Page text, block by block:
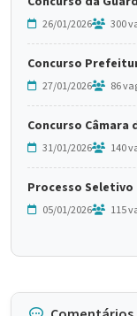
26/01/2026 300
Concurso
27/01/2026 86
Concurso Câmara
31/01/2026 140
Processo Seletivo
05/01/2026 115